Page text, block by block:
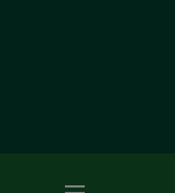
MENÚ